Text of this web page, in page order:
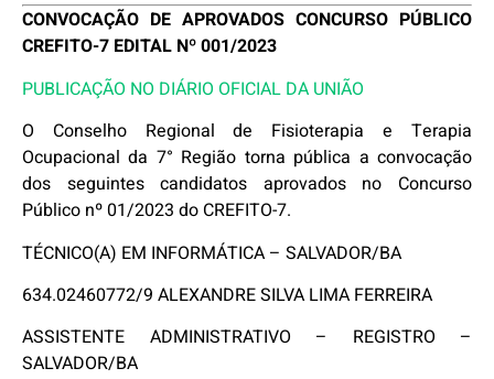
CONVOCAÇÃO DE APROVADOS CONCURSO PÚBLICO
CREFITO-7 EDITAL Nº 001/2023
PUBLICAÇÃO NO DIÁRIO OFICIAL DA UNIÃO
O Conselho Regional de Fisioterapia e Terapia
Ocupacional da 7° Região torna pública a convocação
dos seguintes candidatos aprovados no Concurso
Público nº 01/2023 do CREFITO-7.
TÉCNICO(A) EM INFORMÁTICA – SALVADOR/BA
634.02460772/9 ALEXANDRE SILVA LIMA FERREIRA
ASSISTENTE ADMINISTRATIVO – REGISTRO –
SALVADOR/BA